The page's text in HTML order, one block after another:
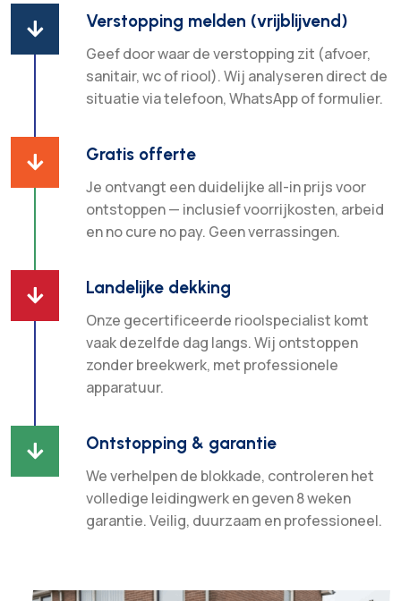
 Verstopping melden (vrijblijvend)
Geef door waar de verstopping zit (afvoer,
sanitair, wc of riool). Wij analyseren direct de
situatie via telefoon, WhatsApp of formulier.
 Gratis offerte
Je ontvangt een duidelijke all-in prijs voor
ontstoppen — inclusief voorrijkosten, arbeid
en no cure no pay. Geen verrassingen.
 Landelijke dekking
Onze gecertificeerde rioolspecialist komt
vaak dezelfde dag langs. Wij ontstoppen
zonder breekwerk, met professionele
apparatuur.
 Ontstopping & garantie
We verhelpen de blokkade, controleren het
volledige leidingwerk en geven 8 weken
garantie. Veilig, duurzaam en professioneel.